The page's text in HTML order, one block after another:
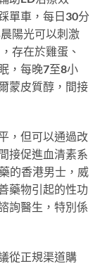
單車，每日30分
陽光可以刺激
存在於雞蛋、
，每晚7至8小
蒙皮質醇，間接
，但可以通過改
接促進血清素系
的香港男士，威
藥物引起的性功
詢醫生，特別係
從正規渠道購